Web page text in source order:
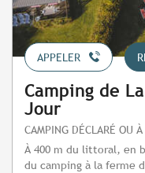
APPELER
Camping de
Jour
CAMPING DÉCLARÉ OU À
À 400 m du littoral, en
du camping à la ferme